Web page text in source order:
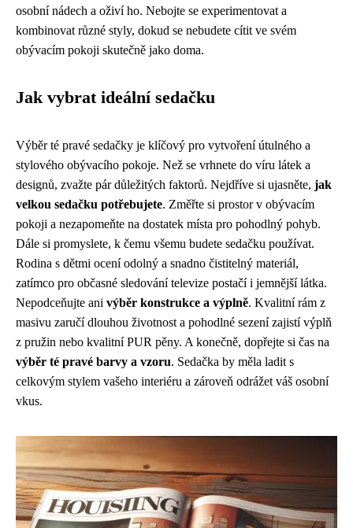
osobní nádech a oživí ho. Nebojte se experimentovat a
kombinovat různé styly, dokud se nebudete cítit ve svém
obývacím pokoji skutečně jako doma.
Jak vybrat ideální sedačku
Výběr té pravé sedačky je klíčový pro vytvoření útulného a
stylového obývacího pokoje. Než se vrhnete do víru látek a
designů, zvažte pár důležitých faktorů. Nejdříve si ujasněte, jak
velkou sedačku potřebujete. Změřte si prostor v obývacím
pokoji a nezapomeňte na dostatek místa pro pohodlný pohyb.
Dále si promyslete, k čemu všemu budete sedačku používat.
Rodina s dětmi ocení odolný a snadno čistitelný materiál,
zatímco pro občasné sledování televize postačí i jemnější látka.
Nepodceňujte ani výběr konstrukce a výplně. Kvalitní rám z
masivu zaručí dlouhou životnost a pohodlné sezení zajistí výplň
z pružin nebo kvalitní PUR pěny. A konečně, dopřejte si čas na
výběr té pravé barvy a vzoru. Sedačka by měla ladit s
celkovým stylem vašeho interiéru a zároveň odrážet váš osobní
vkus.